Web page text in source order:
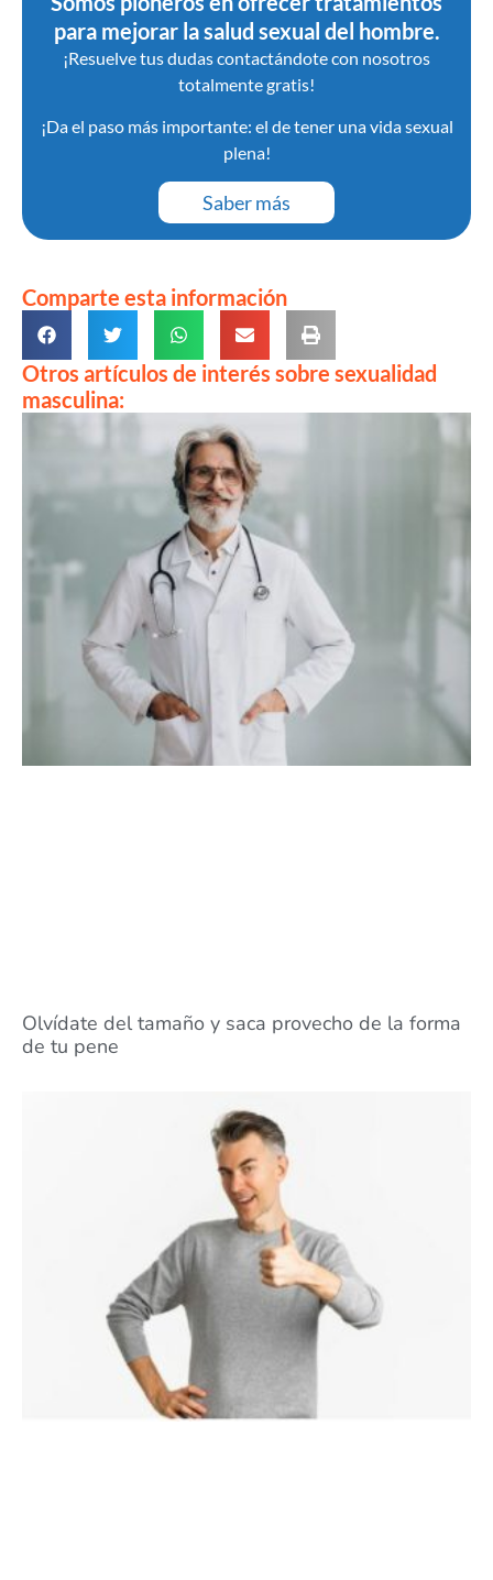
para mejorar la salud sexual del hombre.
¡Resuelve tus dudas contactándote con nosotros
totalmente gratis!
¡Da el paso más importante: el de tener una vida sexual
plena!
Saber más
Comparte esta información
Otros artículos de interés sobre sexualidad
masculina:
Olvídate del tamaño y saca provecho de la forma
de tu pene